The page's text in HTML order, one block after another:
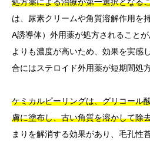
は、尿素クリームや角質溶解作用を
A誘導体）外用薬が処方されること
よりも濃度が高いため、効果を実感
合にはステロイド外用薬が短期間処
ケミカルピーリングは、グリコール
膚に塗布し、古い角質を溶かして除
まりを解消する効果があり、毛孔性